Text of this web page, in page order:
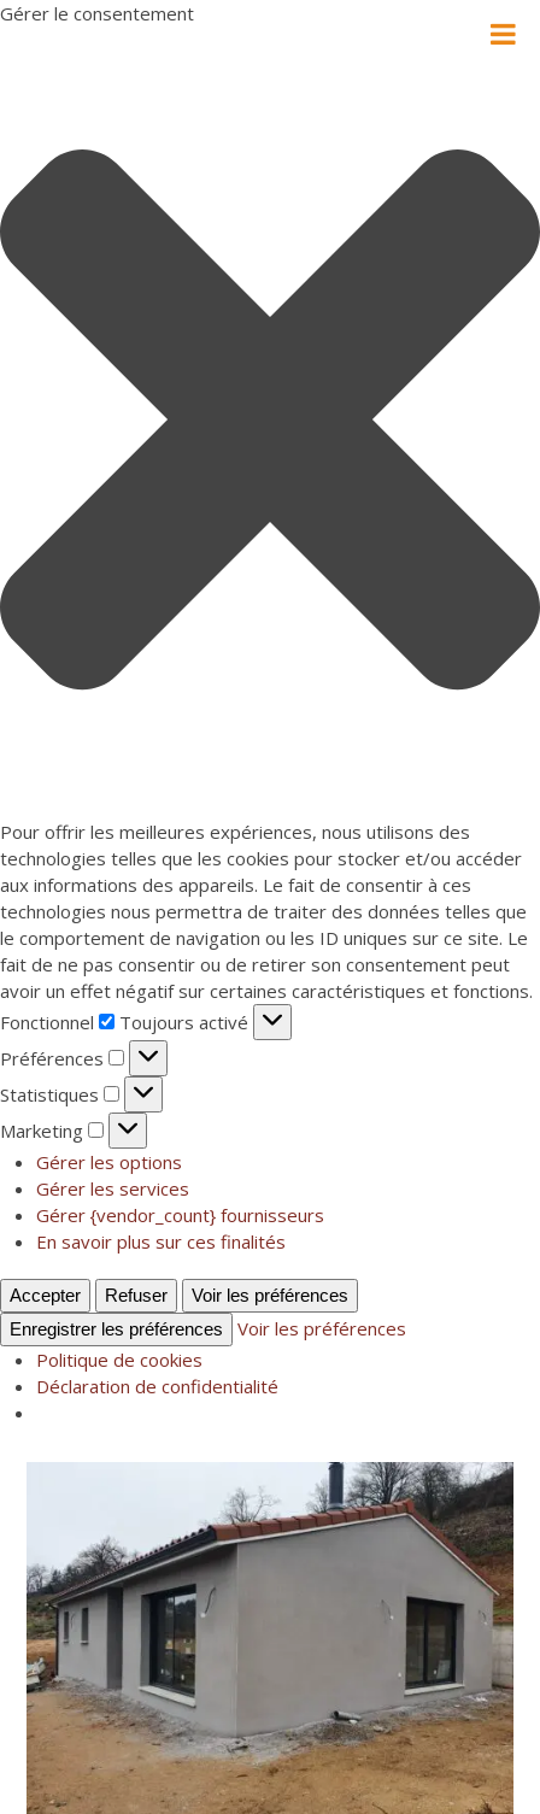
Gérer le consentement
Pour offrir les meilleures expériences, nous utilisons des
technologies telles que les cookies pour stocker et/ou accéder
aux informations des appareils. Le fait de consentir à ces
technologies nous permettra de traiter des données telles que
le comportement de navigation ou les ID uniques sur ce site. Le
fait de ne pas consentir ou de retirer son consentement peut
avoir un effet négatif sur certaines caractéristiques et fonctions.
Fonctionnel
Fonctionnel
Toujours activé
Préférences
Préférences
Statistiques
Statistiques
Marketing
Marketing
Gérer les options
Gérer les services
Gérer {vendor_count} fournisseurs
En savoir plus sur ces finalités
Accepter Refuser
Voir les préférences
Enregistrer les préférences
Voir les préférences
Politique de cookies
Déclaration de confidentialité
Skip